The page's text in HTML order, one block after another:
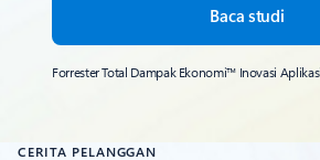
Baca studi
Forrester Total Dampak Ekonomi™ Inovasi
CERITA PELANGGAN